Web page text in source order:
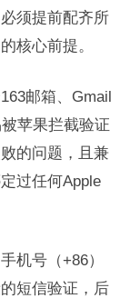
须提前配齐所
核心前提。
邮箱、Gmail
苹果拦截验证
的问题，且兼
过任何Apple
机号（+86）
短信验证，后